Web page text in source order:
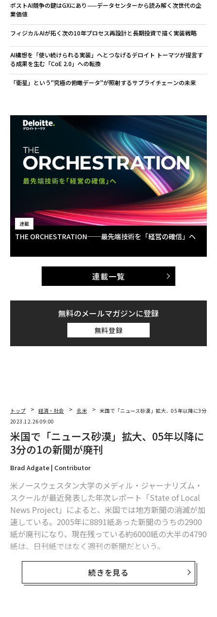
ポストAI競争の鍵はGXにあり——データセンターから読み解く次世代の企
業価値
フィジカルAIが拓く次の10年――プロセス再設計と長期投資で描く実装戦略
AI構想を「使い続けられる実装」へとつなげる――デロイト トーマツが提言す
る成果を生む「CoE 2.0」への転換
「衛星」という"究極の俯瞰データ"が照射するサプライチェーンの未来
連載
THE ORCHESTRATION──最先端技術を「経営の確信」へ
連載一覧
無料のメールマガジンに登録
無料登録
トップ 経済・社会 北米
米国で「ニュース砂漠」拡大、05年以降に3分の1
2023.12.26 09:00
米国で「ニュース砂漠」拡大、05年以降に
3分の1の新聞が廃刊
Brad Adgate | Contributor
米ノースウェスタン大学のメディル・ジャーナリズム・
スクールが最近発表した年次レポート「State of Local
News Project」によると、米国では地方新聞の消滅が加
速している。2005年に8891紙あった新聞のうちの2900
紙が廃刊になり、現在残っている約6000紙の大半の4790
紙は、日刊紙ではなく週刊の新聞だという。
1年間に消滅した新聞の数は、2022年には週あたり平均2
紙だったが、2023年には週あたり2.5紙に増加した。今
続きを見る